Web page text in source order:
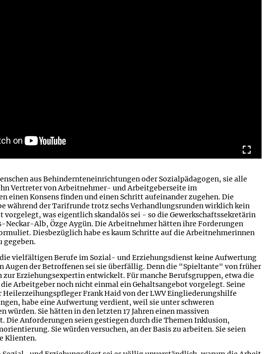
aus Behindernteneinrichtungen oder Sozialpädagogen, sie alle
Vertreter von Arbeitnehmer- und Arbeitgeberseite im
einen Konsens finden und einen Schritt aufeinander zugehen. Die
während der Tarifrunde trotz sechs Verhandlungsrunden wirklich kein
vorgelegt, was eigentlich skandalös sei - so die Gewerkschaftssekretärin
Neckar-Alb, Özge Aygün. Die Arbeitnehmer hätten ihre Forderungen
Diesbezüglich habe es kaum Schritte auf die Arbeitnehmerinnen
gegeben.
die vielfältigen Berufe im Sozial- und Erziehungsdienst keine Aufwertung
Augen der Betroffenen sei sie überfällig. Denn die "Spieltante" von früher
zur Erziehungsexpertin entwickelt. Für manche Berufsgruppen, etwa die
Arbeitgeber noch nicht einmal ein Gehaltsangebot vorgelegt. Seine
Heilerzeihungspfleger Frank Haid von der LWV Eingliederungshilfe
habe eine Aufwertung verdient, weil sie unter schweren
würden. Sie hätten in den letzten 17 Jahren einen massiven
Die Anforderungen seien gestiegen durch die Themen Inklusion,
Sie würden versuchen, an der Basis zu arbeiten. Sie seien
Klienten.